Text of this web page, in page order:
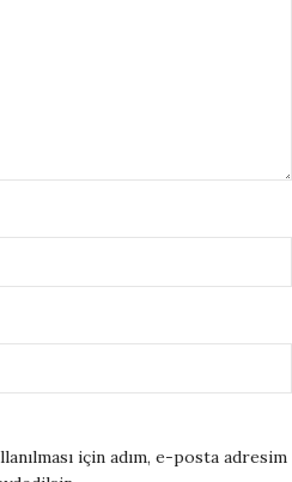
için adım, e-posta adresim